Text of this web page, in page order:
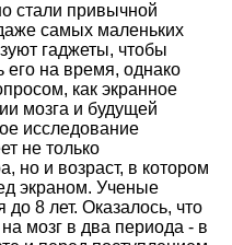
стали привычной
самых маленьких
гаджеты, чтобы
его на время, однако
как экранное
мозга и будущей
исследование
не только
но и возраст, в котором
экраном. Ученые
8 лет. Оказалось, что
мозг в два периода - в